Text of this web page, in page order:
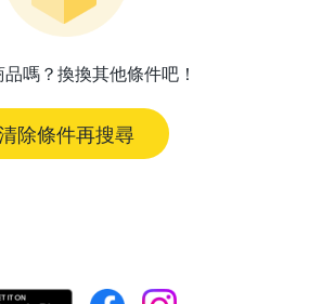
嗎？換換其他條件吧！
除條件再搜尋